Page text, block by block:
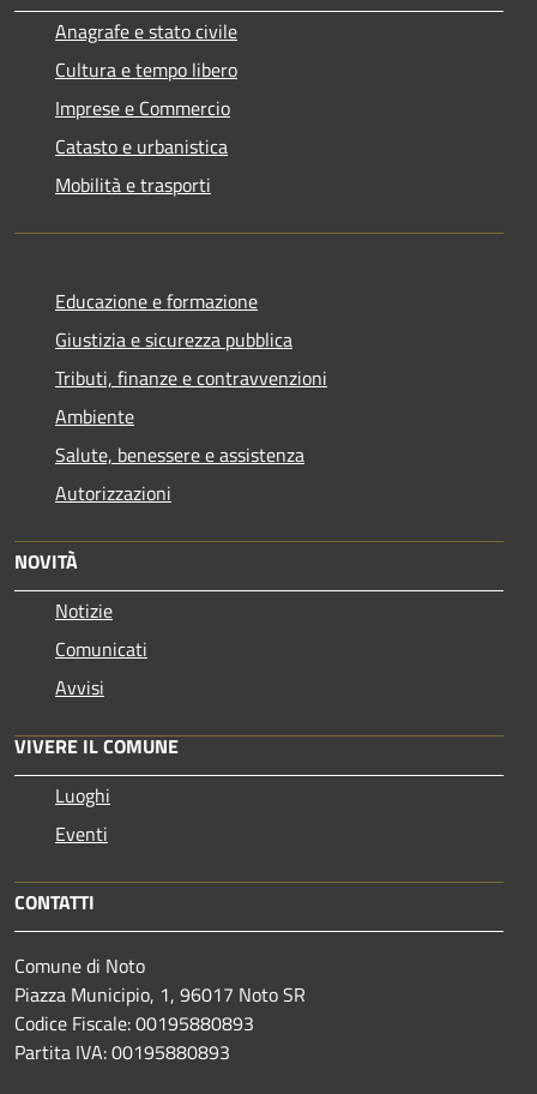
Anagrafe e stato civile
Cultura e tempo libero
Imprese e Commercio
Catasto e urbanistica
Mobilità e trasporti
Educazione e formazione
Giustizia e sicurezza pubblica
Tributi, finanze e contravvenzioni
Ambiente
Salute, benessere e assistenza
Autorizzazioni
NOVITÀ
Notizie
Comunicati
Avvisi
VIVERE IL COMUNE
Luoghi
Eventi
CONTATTI
Comune di Noto
Piazza Municipio, 1, 96017 Noto SR
Codice Fiscale: 00195880893
Partita IVA: 00195880893